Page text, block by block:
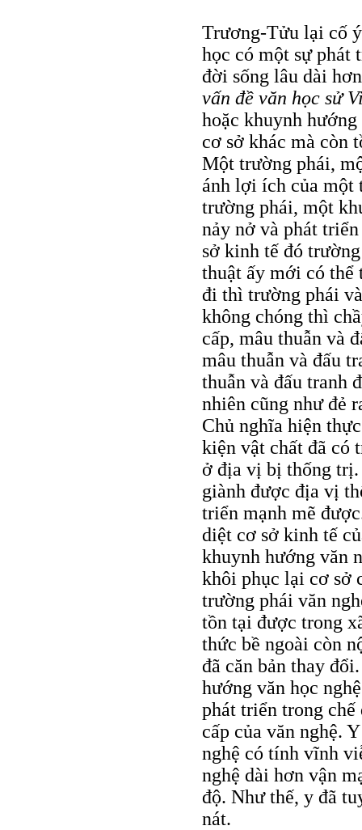
Trương-Tửu lại cố
học có một sự phát
đời sống lâu dài
vấn đề văn học sử
hoặc khuynh
cơ sở khác mà còn
Một trường phái,
ánh lợi ích của một
trường phái, một
nảy nở và phát
sở kinh tế đó
thuật ấy mới có thể
đi thì trường phái
không chóng thì
cấp, mâu thuẫn và
mâu thuẫn và đấu
thuẫn và đấu tranh
nhiên cũng như đẻ
Chủ nghĩa hiện
kiện vật chất đã có
ở địa vị bị thống
giành được địa vị
triển mạnh mẽ
diệt cơ sở kinh tế
khuynh hướng văn
khôi phục lại cơ sở
trường phái văn
tồn tại được trong
thức bề ngoài còn
đã căn bản thay
hướng văn học
phát triển trong
cấp của văn nghệ.
nghệ có tính vĩnh
nghệ dài hơn vận
độ. Như thế, y đã
nát.